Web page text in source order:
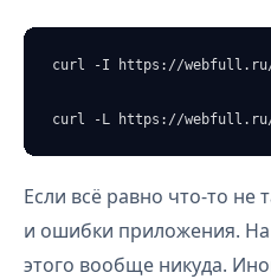
curl -I https://webfull.ru/
curl -L https://webfull.ru/
Если всё равно что-то не
и ошибки приложения.
этого вообще никуда.